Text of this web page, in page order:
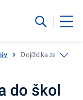
Dojížďka za prací a
do škol